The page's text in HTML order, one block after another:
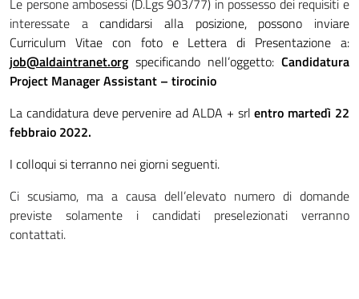
Le persone ambosessi (D.Lgs 903/77) in possesso dei requisiti e
interessate acandidarsi alla posizione, possono inviare
Curriculum Vitae con foto e Lettera di Presentazione a:
job@aldaintranet.orgspecificando nell’oggetto: Candidatura
Project Manager Assistant – tirocinio
La candidatura deve pervenire ad ALDA + srlentro martedì 22
febbraio 2022.
I colloqui si terranno nei giorni seguenti.
Ci scusiamo, ma a causa dell’elevato numero di domande
previste solamente i candidati preselezionati verranno
contattati.